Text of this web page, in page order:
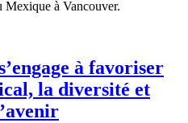
Mexique à Vancouver.
à favoriser
la diversité et